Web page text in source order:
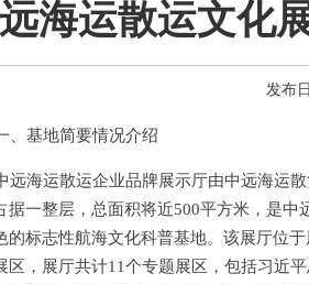
海运散运文化
发布
、基地简要情况介绍
远海运散运企业品牌展示厅由中远海运
据一整层，总面积将近500平方米，是
的标志性航海文化科普基地。该展厅位
区，展厅共计11个专题展区，包括习近